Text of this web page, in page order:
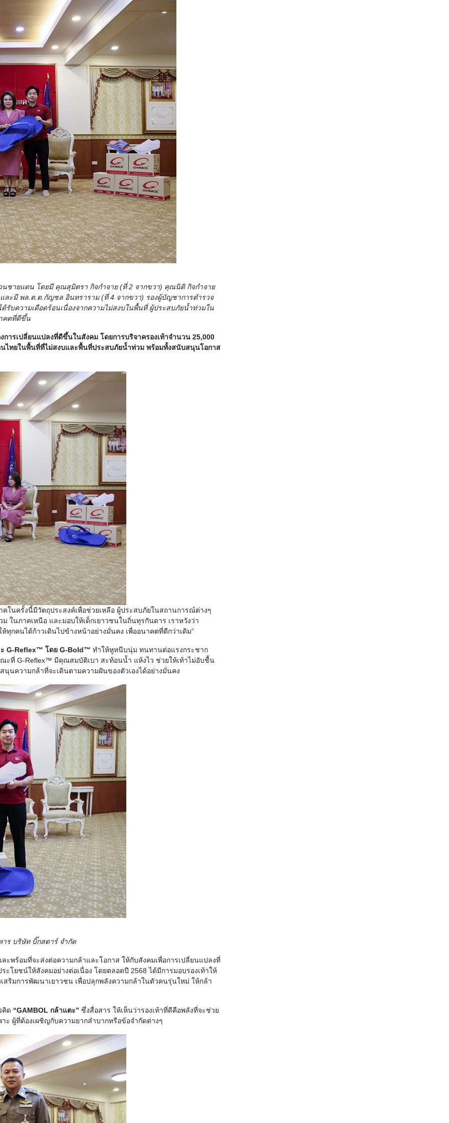
นชายแดน โดยมี คุณสุมิตรา กิจกำจาย (ที่ 2 จากขวา) คุณนิติ กิจกำจาย
ะมี พล.ต.ต.กัญชล อินทราราม (ที่ 4 จากขวา) รองผู้บัญชาการตำรวจ
บความเดือดร้อนเนื่องจากความไม่สงบในพื้นที่ ผู้ประสบภัยน้ำท่วมใน
คตที่ดีขึ้น
ารเปลี่ยนแปลงที่ดีขึ้นในสังคม โดยการบริจาครองเท้าจำนวน 25,000
นไทยในพื้นที่ที่ไม่สงบและพื้นที่ประสบภัยน้ำท่วม พร้อมทั้งสนับสนุนโอกาส
คในครั้งนี้มีวัตถุประสงค์เพื่อช่วยเหลือ ผู้ประสบภัยในสถานการณ์ต่างๆ
นภาคเหนือ และมอบให้เด็กเยาวชนในถิ่นทุรกันดาร เราหวังว่า
ทุกคนได้ก้าวเดินไปข้างหน้าอย่างมั่นคง เพื่ออนาคตที่ดีกว่าเดิม”
ะ G-Reflex™ โดย G-Bold™ ทำให้หูหนีบนุ่ม ทนทานต่อแรงกระชาก
ะที่ G-Reflex™ มีคุณสมบัติเบา สะท้อนน้ำ แห้งไว ช่วยให้เท้าไม่อับชื้น
นความกล้าที่จะเดินตามความฝันของตัวเองได้อย่างมั่นคง
ร บริษัท บิ๊กสตาร์ จำกัด
ะพร้อมที่จะส่งต่อความกล้าและโอกาส ให้กับสังคมเพื่อการเปลี่ยนแปลงที่
โยชน์ให้สังคมอย่างต่อเนื่อง โดยตลอดปี 2568 ได้มีการมอบรองเท้าให้
มการพัฒนาเยาวชน เพื่อปลุกพลังความกล้าในตัวคนรุ่นใหม่ ให้กล้า
คิด “GAMBOL กล้าแตะ” ซึ่งสื่อสาร ให้เห็นว่ารองเท้าที่ดีคือพลังที่จะช่วย
ะ ผู้ที่ต้องเผชิญกับความยากลำบากหรือข้อจำกัดต่างๆ